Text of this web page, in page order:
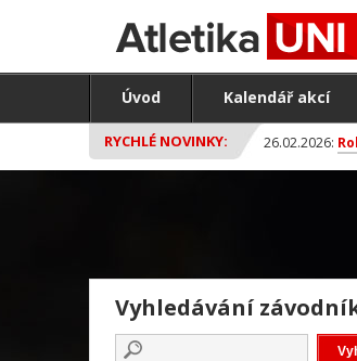
Úvod Kalendář akcí
RYCHLÉ NOVINKY: 26.02.2026:
Vyhledávání